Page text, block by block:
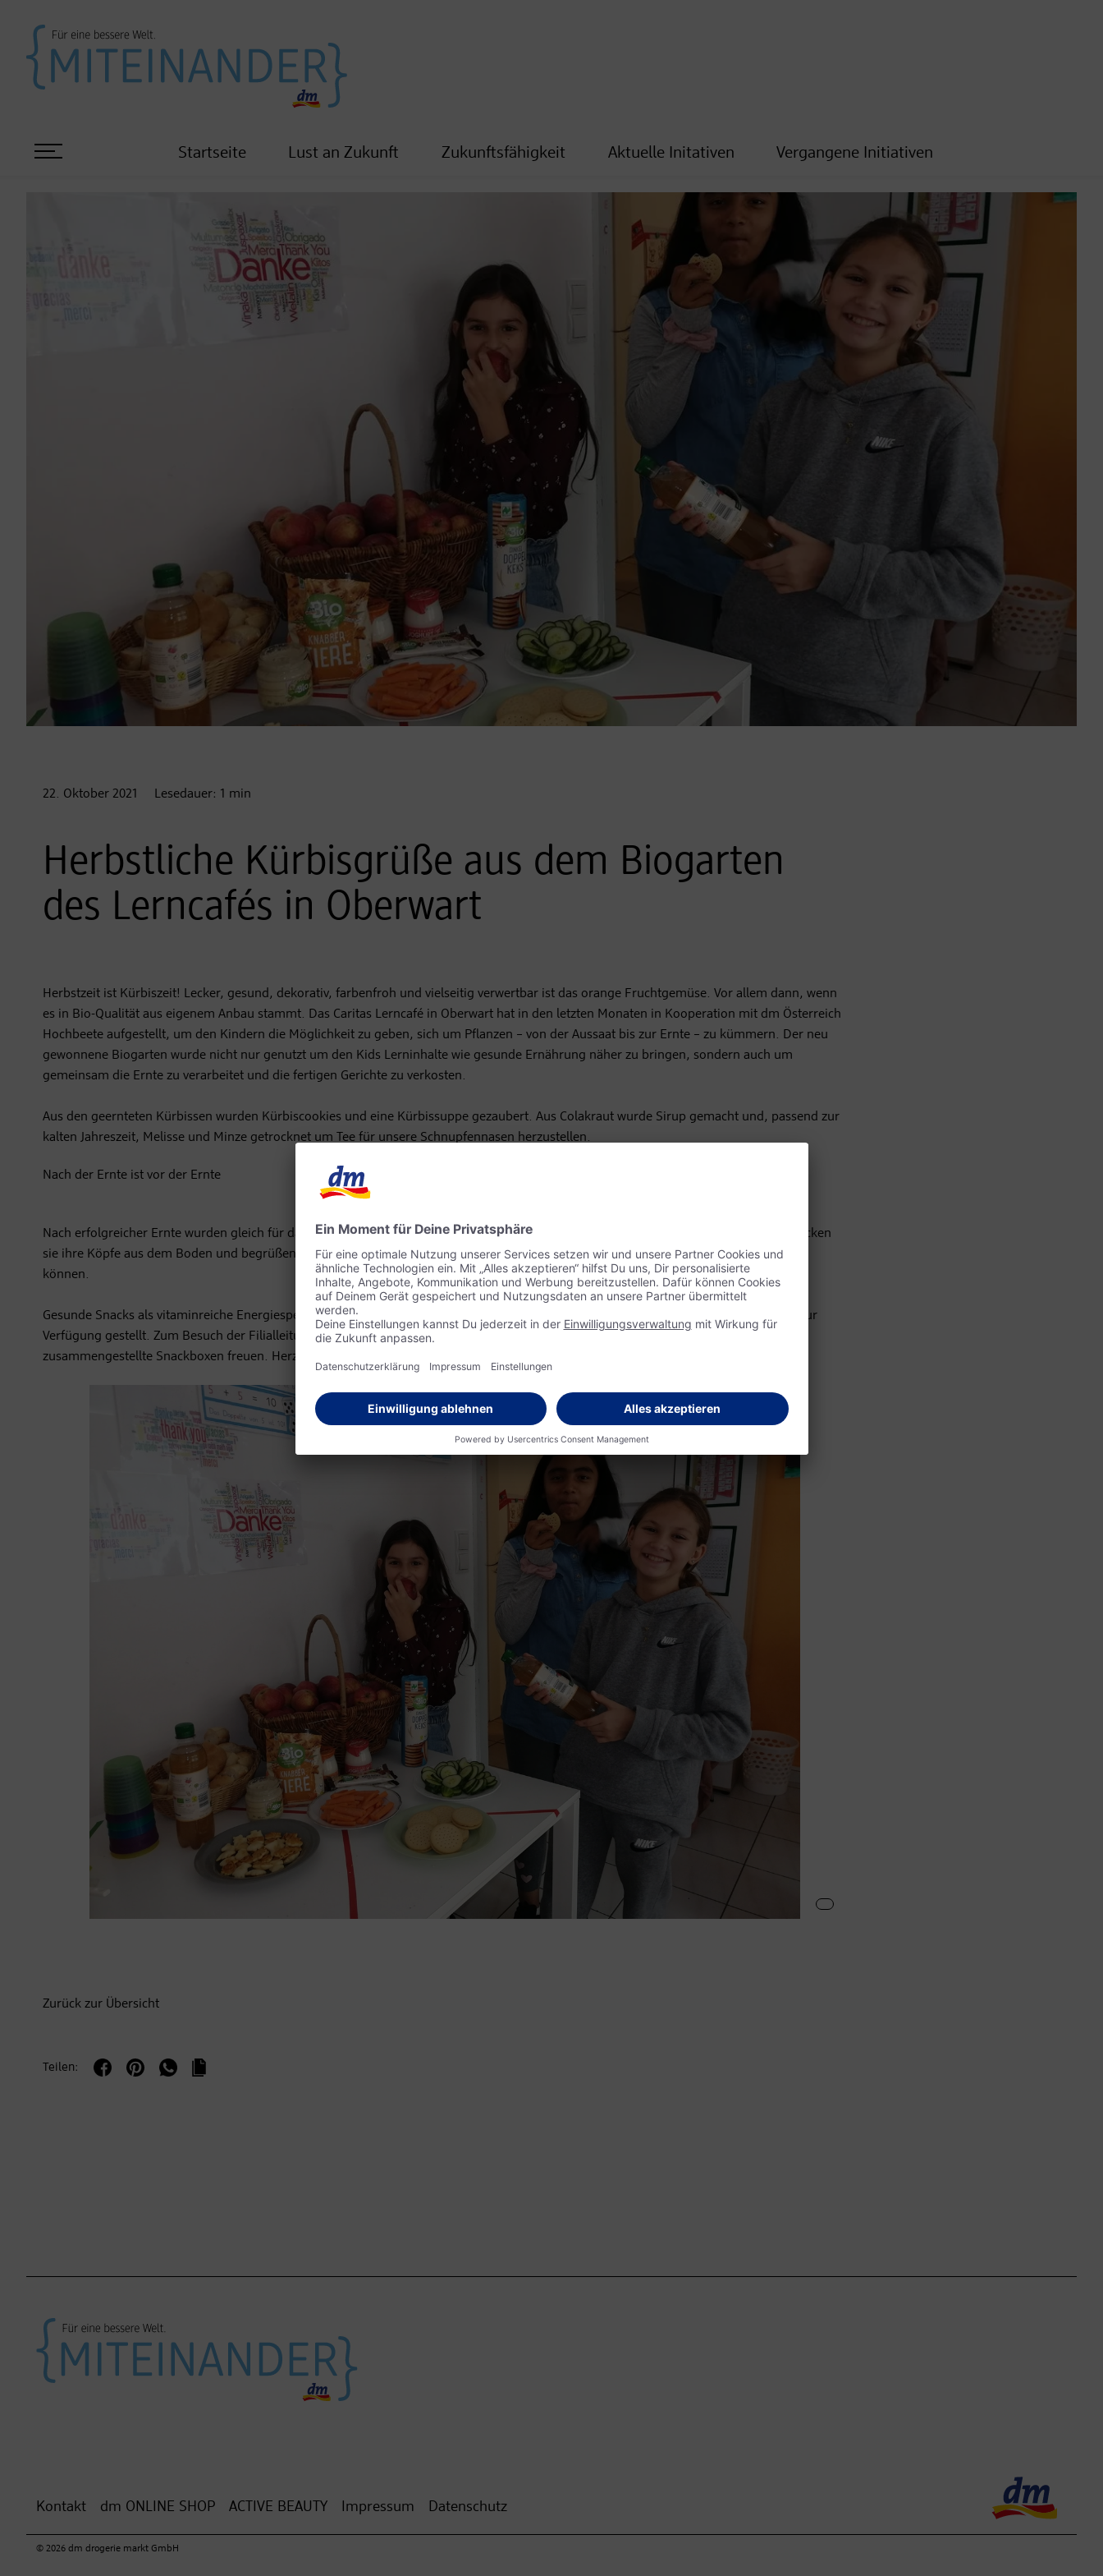
Startseite Lust an Zukunft Zukunftsfähigkeit Aktuelle Initativen Vergangene Initiativen
22. Oktober 2021 Lesedauer: 1 min
Herbstliche Kürbisgrüße aus dem Biogarten
des Lerncafés in Oberwart
Herbstzeit ist Kürbiszeit! Lecker, gesund, dekorativ, farbenfroh und vielseitig verwertbar ist das orange Fruchtgemüse. Vor allem dann, wenn
es in Bio-Qualität aus eigenem Anbau stammt. Das Caritas Lerncafé in Oberwart hat in den letzten Monaten in Kooperation mit dm Österreich
Hochbeete aufgestellt, um den Kindern die Möglichkeit zu geben, sich um Pflanzen – von der Aussaat bis zur Ernte – zu kümmern. Der neu
gewonnene Biogarten wurde nicht nur genutzt um den Kids Lerninhalte wie gesunde Ernährung näher zu bringen, sondern auch um
gemeinsam die Ernte zu verarbeitet und die fertigen Gerichte zu verkosten.
Aus den geernteten Kürbissen wurden Kürbiscookies und eine Kürbissuppe gezaubert. Aus Colakraut wurde Sirup gemacht und, passend zur
kalten Jahreszeit, Melisse und Minze getrocknet um Tee für unsere Schnupfennasen herzustellen.
Nach der Ernte ist vor der Ernte
Nach erfolgreicher Ernte wurden gleich für das nächste Jahr die Frühblüher gesetzt. Bereits mit den ersten warmen Sonnenstrahlen stecken
sie ihre Köpfe aus dem Boden und begrüßen den Frühling. Unsere Kids freuen sich, das Gartenprojekt auch nächstes Jahr fortführen zu
können.
Gesunde Snacks als vitaminreiche Energiespender wurden den Kindern in den Lerncafés in Neusiedl und Oberwart großzügig von dm zur
Verfügung gestellt. Zum Besuch der Filialleitung von dm Oberwart, anlässlich der Herbsternte, durften sich die Kids über liebevoll
zusammengestellte Snackboxen freuen. Herzliches Danke an dm für diese tolle Zusammenarbeit!
Zurück zur Übersicht
Teilen:
Kontakt dm ONLINE SHOP ACTIVE BEAUTY Impressum Datenschutz
© 2026 dm drogerie markt GmbH